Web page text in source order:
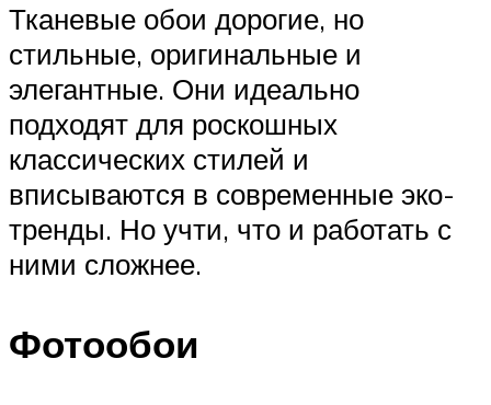
Тканевые обои дорогие, но
стильные, оригинальные и
элегантные. Они идеально
подходят для роскошных
классических стилей и
вписываются в современные эко-
тренды. Но учти, что и работать с
ними сложнее.
Фотообои